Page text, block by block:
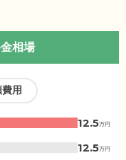
相場
費用
12.5万円
12.5万円